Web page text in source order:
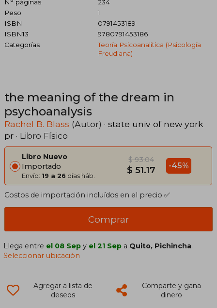
N° páginas
234
Peso
1
ISBN
0791453189
ISBN13
9780791453186
Categorías
Teoría Psicoanalítica (psicología
Freudiana)
the meaning of the dream in
psychoanalysis
Rachel B. Blass (Autor) · state univ of new york
pr · Libro Físico
Libro Nuevo
Importado
Envío: 19 a 26 días háb.
$ 93.04
$ 51.17 -45%
Costos de importación incluídos en el precio ✅
Comprar
Llega entre el 08 Sep y el 21 Sep a Quito, Pichincha.
Seleccionar ubicación
Agregar a lista de
deseos
Comparte y gana
dinero